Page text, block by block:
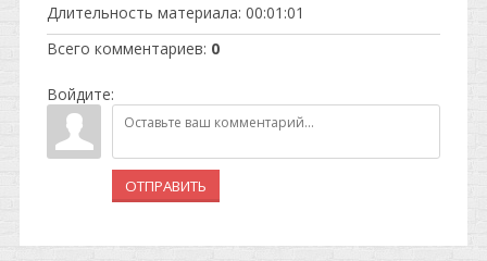
Длительность материала: 00:01:01
Всего комментариев: 0
Войдите:
ОТПРАВИТЬ